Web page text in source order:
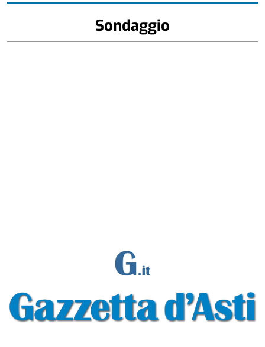
Sondaggio